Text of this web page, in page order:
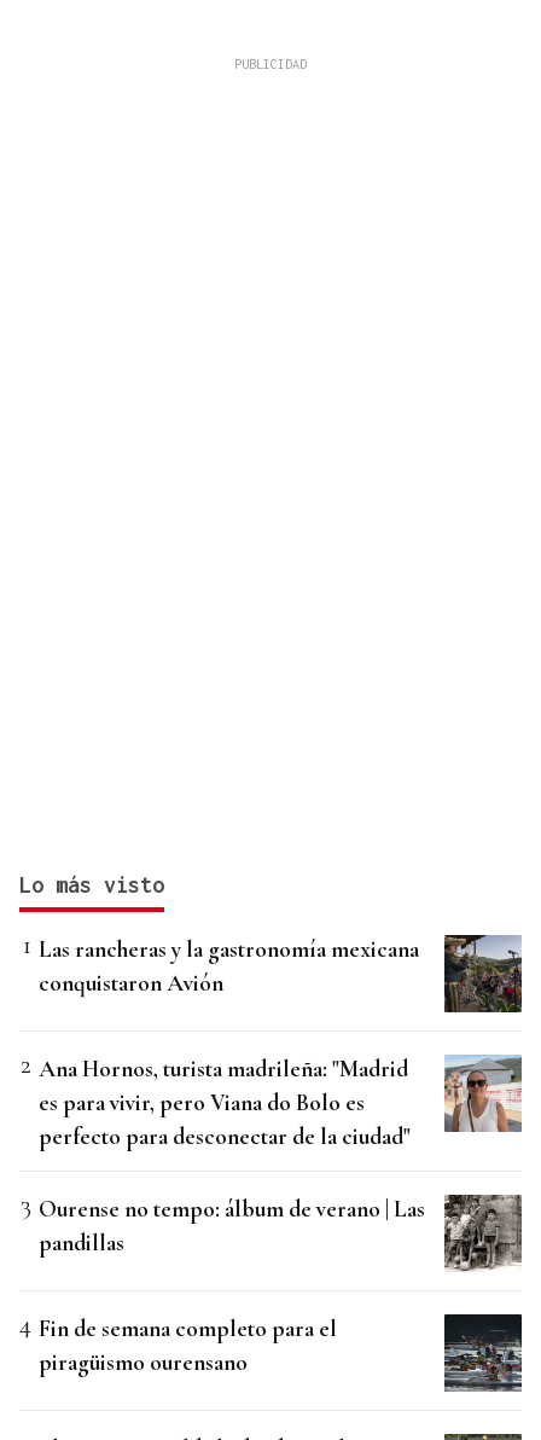
Lo más visto
Las rancheras y la gastronomía mexicana
conquistaron Avión
Ana Hornos, turista madrileña: "Madrid
es para vivir, pero Viana do Bolo es
perfecto para desconectar de la ciudad"
Ourense no tempo: álbum de verano | Las
pandillas
Fin de semana completo para el
piragüismo ourensano